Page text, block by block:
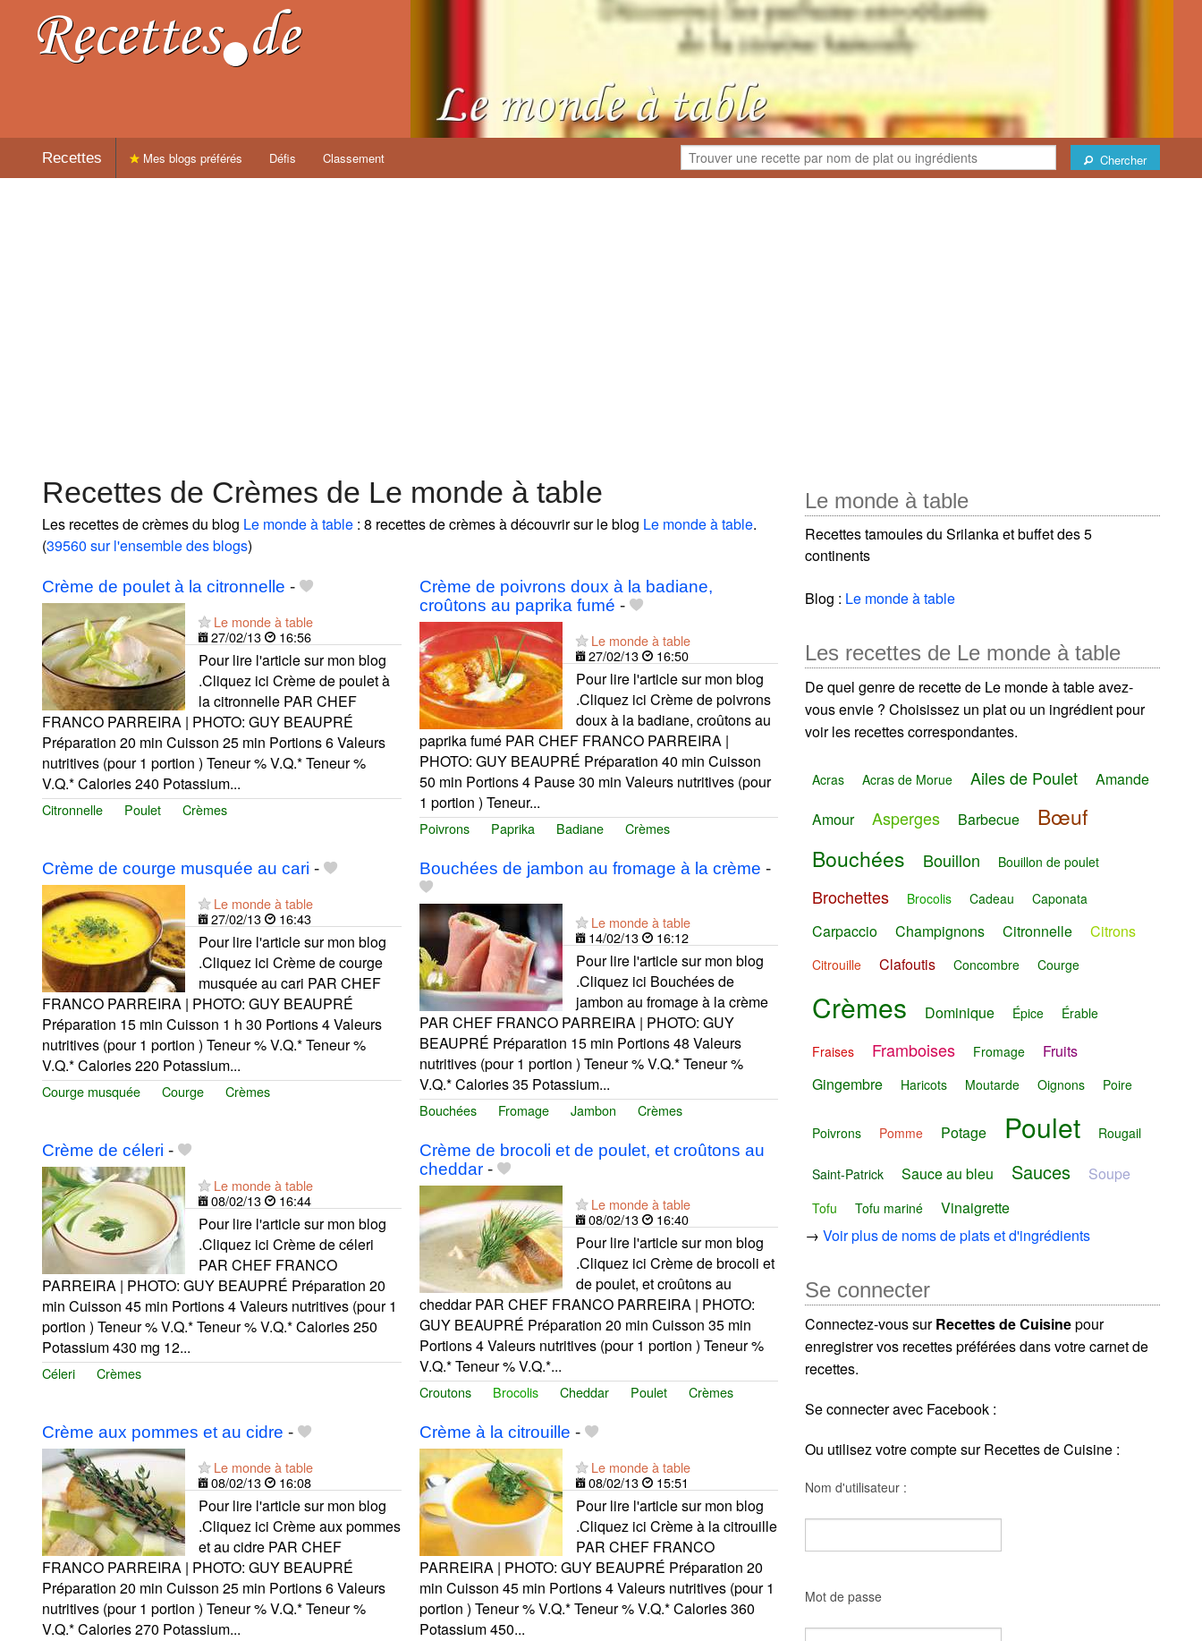
Recettes Chercher
Mes blogs préférés Défis Classement
Recettes de Crèmes de Le monde à table
Les recettes de crèmes du blog Le monde à table : 8 recettes de crèmes à découvrir sur le blog Le monde à table.
(39560 sur l'ensemble des blogs)
Crème de poulet à la citronnelle -
Le monde à table
27/02/13
16:56
Pour lire l'article sur mon blog
.Cliquez ici Crème de poulet à
la citronnelle PAR CHEF
FRANCO PARREIRA | PHOTO: GUY BEAUPRÉ
Préparation 20 min Cuisson 25 min Portions 6 Valeurs
nutritives (pour 1 portion ) Teneur % V.Q.* Teneur %
V.Q.* Calories 240 Potassium...
Citronnelle Poulet Crèmes
Crème de poivrons doux à la badiane,
croûtons au paprika fumé -
Le monde à table
27/02/13
16:50
Pour lire l'article sur mon blog
.Cliquez ici Crème de poivrons
doux à la badiane, croûtons au
paprika fumé PAR CHEF FRANCO PARREIRA |
PHOTO: GUY BEAUPRÉ Préparation 40 min Cuisson
50 min Portions 4 Pause 30 min Valeurs nutritives (pour
1 portion ) Teneur...
Poivrons Paprika Badiane Crèmes
Crème de courge musquée au cari -
Le monde à table
27/02/13
16:43
Pour lire l'article sur mon blog
.Cliquez ici Crème de courge
musquée au cari PAR CHEF
FRANCO PARREIRA | PHOTO: GUY BEAUPRÉ
Préparation 15 min Cuisson 1 h 30 Portions 4 Valeurs
nutritives (pour 1 portion ) Teneur % V.Q.* Teneur %
V.Q.* Calories 220 Potassium...
Courge musquée Courge Crèmes
Bouchées de jambon au fromage à la crème -
Le monde à table
14/02/13
16:12
Pour lire l'article sur mon blog
.Cliquez ici Bouchées de
jambon au fromage à la crème
PAR CHEF FRANCO PARREIRA | PHOTO: GUY
BEAUPRÉ Préparation 15 min Portions 48 Valeurs
nutritives (pour 1 portion ) Teneur % V.Q.* Teneur %
V.Q.* Calories 35 Potassium...
Bouchées Fromage Jambon Crèmes
Crème de céleri -
Le monde à table
08/02/13
16:44
Pour lire l'article sur mon blog
.Cliquez ici Crème de céleri
PAR CHEF FRANCO
PARREIRA | PHOTO: GUY BEAUPRÉ Préparation 20
min Cuisson 45 min Portions 4 Valeurs nutritives (pour 1
portion ) Teneur % V.Q.* Teneur % V.Q.* Calories 250
Potassium 430 mg 12...
Céleri Crèmes
Crème de brocoli et de poulet, et croûtons au
cheddar-
Le monde à table
08/02/13
16:40
Pour lire l'article sur mon blog
.Cliquez ici Crème de brocoli et
de poulet, et croûtons au
cheddar PAR CHEF FRANCO PARREIRA | PHOTO:
GUY BEAUPRÉ Préparation 20 min Cuisson 35 min
Portions 4 Valeurs nutritives (pour 1 portion ) Teneur %
V.Q.* Teneur % V.Q.*...
Croutons Brocolis Cheddar Poulet Crèmes
Crème aux pommes et au cidre -
Le monde à table
08/02/13
16:08
Pour lire l'article sur mon blog
.Cliquez ici Crème aux pommes
et au cidre PAR CHEF
FRANCO PARREIRA | PHOTO: GUY BEAUPRÉ
Préparation 20 min Cuisson 25 min Portions 6 Valeurs
nutritives (pour 1 portion ) Teneur % V.Q.* Teneur %
V.Q.* Calories 270 Potassium...
Crème à la citrouille -
Le monde à table
08/02/13
15:51
Pour lire l'article sur mon blog
.Cliquez ici Crème à la citrouille
PAR CHEF FRANCO
PARREIRA | PHOTO: GUY BEAUPRÉ Préparation 20
min Cuisson 45 min Portions 4 Valeurs nutritives (pour 1
portion ) Teneur % V.Q.* Teneur % V.Q.* Calories 360
Potassium 450...
Le monde à table
Recettes tamoules du Srilanka et buffet des 5
continents
Blog : Le monde à table
Les recettes de Le monde à table
De quel genre de recette de Le monde à table avez-
vous envie ? Choisissez un plat ou un ingrédient pour
voir les recettes correspondantes.
Acras Acras de Morue Ailes de Poulet
Amande
Amour
Asperges Barbecue
Bœuf
Bouchées
Bouillon Bouillon de poulet
Brochettes Brocolis Cadeau Caponata
Carpaccio Champignons Citronnelle Citrons
Citrouille Clafoutis Concombre Courge
Crèmes Dominique Épice Érable
Fraises Framboises Fromage
Fruits
Gingembre
Haricots Moutarde Oignons Poire
Poivrons Pomme Potage Poulet Rougail
Saint-Patrick Sauce au bleu Sauces Soupe
Tofu Tofu mariné
Vinaigrette
→Voir plus de noms de plats et d'ingrédients
Se connecter
Connectez-vous surRecettes de Cuisinepour
enregistrer vos recettes préférées dans votre carnet de
recettes.
Se connecter avec Facebook :
Ou utilisez votre compte sur Recettes de Cuisine :
Nom d'utilisateur :
Mot de passe